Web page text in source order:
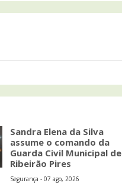
Sandra Elena da Silva
assume o comando da
Guarda Civil Municipal de
Ribeirão Pires
Segurança - 07 ago, 2026